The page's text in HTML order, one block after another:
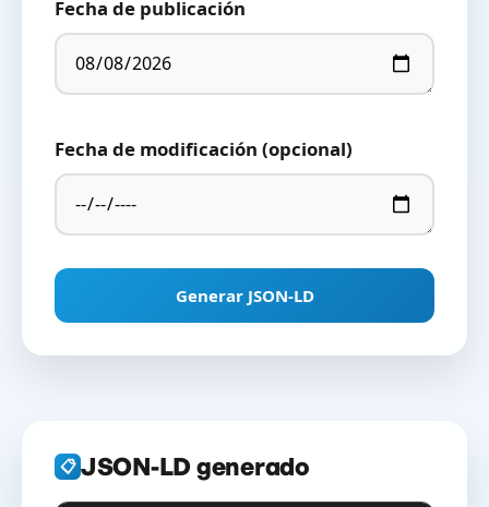
Fecha de publicación
Fecha de modificación (opcional)
Generar JSON-LD
📋 JSON-LD generado